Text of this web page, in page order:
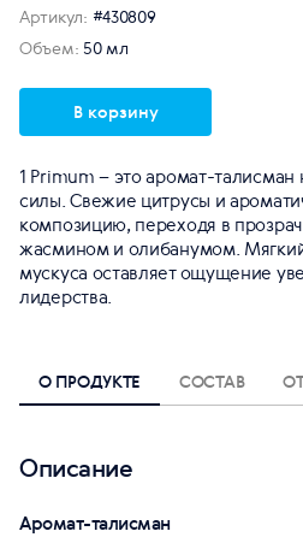
1 Primum – это аромат-талисман
силы. Свежие цитрусы и
композицию, переходя в
жасмином и олибанумом.
мускуса оставляет ощущение
лидерства.
Артикул: #430809
Объем: 50 мл
В корзину
О ПРОДУКТЕ СОСТАВ
Описание
Аромат-талисман